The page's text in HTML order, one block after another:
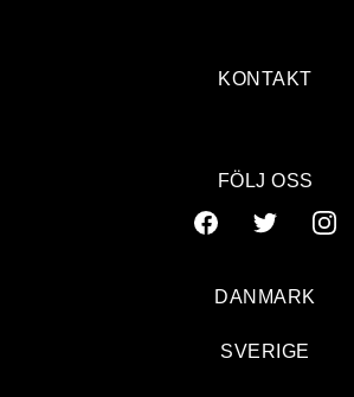
KONTAKT
FÖLJ OSS
DANMARK
SVERIGE